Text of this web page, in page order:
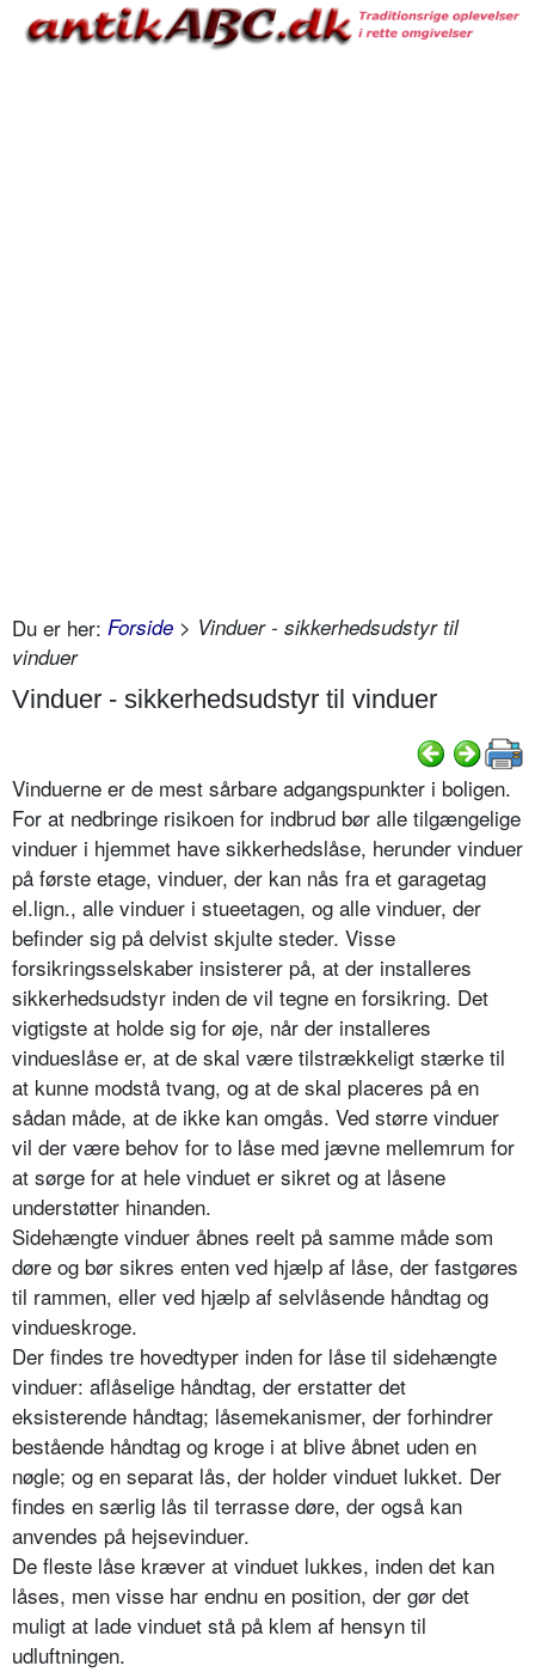
Du er her: Forside > Vinduer - sikkerhedsudstyr til
vinduer
Vinduer - sikkerhedsudstyr til vinduer
Vinduerne er de mest sårbare adgangspunkter i boligen.
For at nedbringe risikoen for indbrud bør alle tilgængelige
vinduer i hjemmet have sikkerhedslåse, herunder vinduer
på første etage, vinduer, der kan nås fra et garagetag
el.lign., alle vinduer i stueetagen, og alle vinduer, der
befinder sig på delvist skjulte steder. Visse
forsikringsselskaber insisterer på, at der installeres
sikkerhedsudstyr inden de vil tegne en forsikring. Det
vigtigste at holde sig for øje, når der installeres
vindueslåse er, at de skal være tilstrækkeligt stærke til
at kunne modstå tvang, og at de skal placeres på en
sådan måde, at de ikke kan omgås. Ved større vinduer
vil der være behov for to låse med jævne mellemrum for
at sørge for at hele vinduet er sikret og at låsene
understøtter hinanden.
Sidehængte vinduer åbnes reelt på samme måde som
døre og bør sikres enten ved hjælp af låse, der fastgøres
til rammen, eller ved hjælp af selvlåsende håndtag og
vindueskroge.
Der findes tre hovedtyper inden for låse til sidehængte
vinduer: aflåselige håndtag, der erstatter det
eksisterende håndtag; låsemekanismer, der forhindrer
bestående håndtag og kroge i at blive åbnet uden en
nøgle; og en separat lås, der holder vinduet lukket. Der
findes en særlig lås til terrasse døre, der også kan
anvendes på hejsevinduer.
De fleste låse kræver at vinduet lukkes, inden det kan
låses, men visse har endnu en position, der gør det
muligt at lade vinduet stå på klem af hensyn til
udluftningen.